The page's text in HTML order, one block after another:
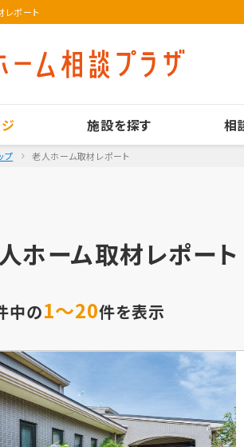
レポート
施設を探す 相
プ 老人ホーム取材レポート
ホーム取材レポート
中の1～20件を表示